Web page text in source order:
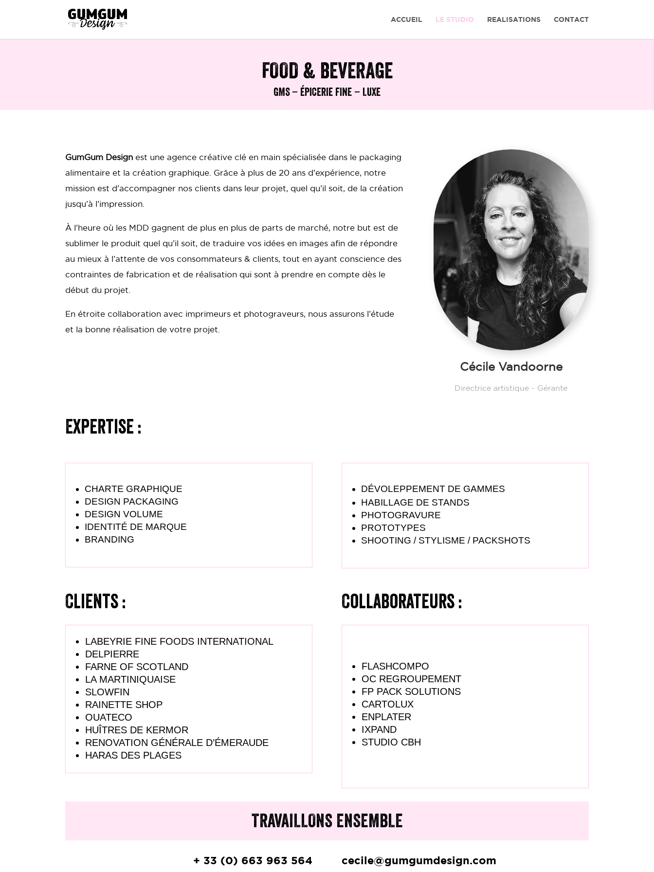
ACCUEIL LE STUDIO REALISATIONS CONTACT
FOOD & BEVERAGE
GMS – ÉPICERIE FINE – LUXE
GumGum Design est une agence créative clé en main spécialisée dans le packaging
alimentaire et la création graphique. Grâce à plus de 20 ans d’expérience, notre
mission est d’accompagner nos clients dans leur projet, quel qu’il soit, de la création
jusqu’à l’impression.
À l’heure où les MDD gagnent de plus en plus de parts de marché, notre but est de
sublimer le produit quel qu’il soit, de traduire vos idées en images afin de répondre
au mieux à l’attente de vos consommateurs & clients, tout en ayant conscience des
contraintes de fabrication et de réalisation qui sont à prendre en compte dès le
début du projet.
En étroite collaboration avec imprimeurs et photograveurs, nous assurons l’étude
et la bonne réalisation de votre projet.
Cécile Vandoorne
Directrice artistique - Gérante
Expertise :
CHARTE GRAPHIQUE
DESIGN PACKAGING
DESIGN VOLUME
IDENTITÉ DE MARQUE
BRANDING
DÉVOLEPPEMENT DE GAMMES
HABILLAGE DE STANDS
PHOTOGRAVURE
PROTOTYPES
SHOOTING / STYLISME / PACKSHOTS
Clients :
LABEYRIE FINE FOODS INTERNATIONAL
DELPIERRE
FARNE OF SCOTLAND
LA MARTINIQUAISE
SLOWFIN
RAINETTE SHOP
OUATECO
HUÎTRES DE KERMOR
RENOVATION GÉNÉRALE D’ÉMERAUDE
HARAS DES PLAGES
Collaborateurs :
FLASHCOMPO
OC REGROUPEMENT
FP PACK SOLUTIONS
CARTOLUX
ENPLATER
IXPAND
STUDIO CBH
TRAVAILLONS ENSEMBLE
+ 33 (0) 663 963 564 cecile@gumgumdesign.com